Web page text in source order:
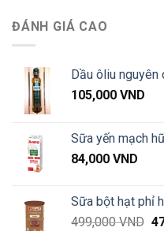
ĐÁNH GIÁ CAO
Dầu ôliu
105,000 VND
Sữa yến mạch
84,000 VND
Sữa bột hạt phỉ
499,000VND